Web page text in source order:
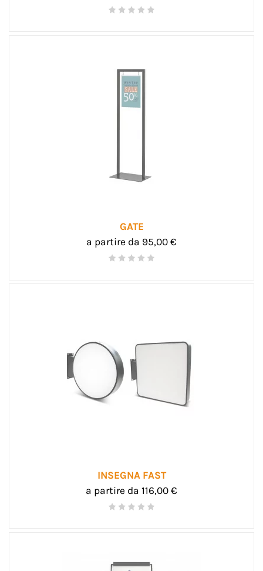
GATE
a partire da 95,00 €
INSEGNA FAST
a partire da 116,00 €